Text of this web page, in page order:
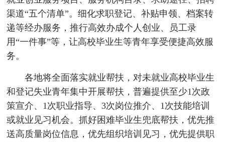
渠道“五个清单”。细化求职登记、补贴申领、档案转
递等经办服务，推行高效办成个人创业、员工录
用“一件事”等，让高校毕业生等青年享受便捷高效服
务。
各地将全面落实就业帮扶，对未就业高校毕业生
和登记失业青年集中开展帮扶，普遍提供至少1次政
策宣介、1次职业指导、3次岗位推介、1次技能培训
或就业见习机会。抓好困难毕业生兜底帮扶，优先推
送高质量岗位信息，优先组织培训见习，优先提供职